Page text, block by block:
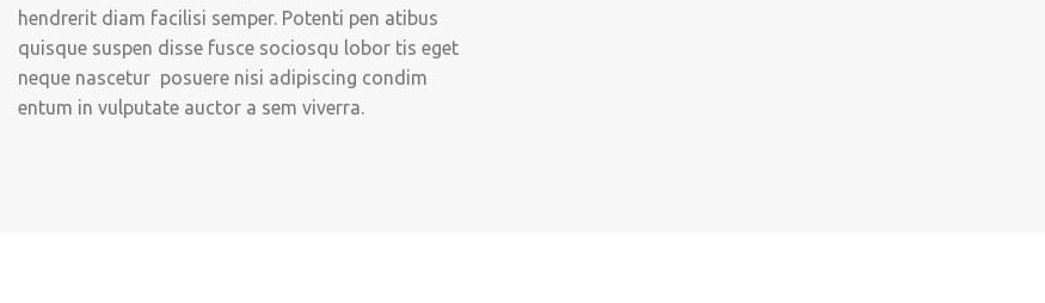
hendrerit diam facilisi semper. Potenti pen atibus
quisque suspen disse fusce sociosqu lobor tis eget
neque nascetur posuere nisi adipiscing condim
entum in vulputate auctor a sem viverra.